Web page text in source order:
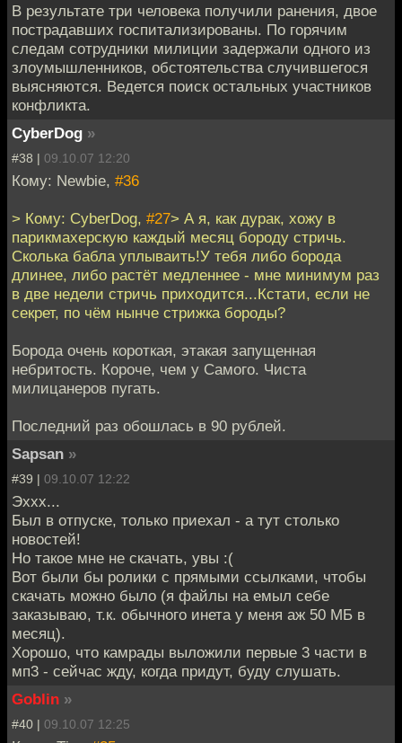
В результате три человека получили ранения, двое
пострадавших госпитализированы. По горячим
следам сотрудники милиции задержали одного из
злоумышленников, обстоятельства случившегося
выясняются. Ведется поиск остальных участников
конфликта.
CyberDog »
#38 | 09.10.07 12:20
Кому: Newbie, #36
> Кому: CyberDog, #27> А я, как дурак, хожу в
парикмахерскую каждый месяц бороду стричь.
Сколька бабла уплываить!У тебя либо борода
длинее, либо растёт медленнее - мне минимум раз
в две недели стричь приходится...Кстати, если не
секрет, по чём нынче стрижка бороды?
Борода очень короткая, этакая запущенная
небритость. Короче, чем у Самого. Чиста
милицанеров пугать.
Последний раз обошлась в 90 рублей.
Sapsan »
#39 | 09.10.07 12:22
Эххх...
Был в отпуске, только приехал - а тут столько
новостей!
Но такое мне не скачать, увы :(
Вот были бы ролики с прямыми ссылками, чтобы
скачать можно было (я файлы на емыл себе
заказываю, т.к. обычного инета у меня аж 50 МБ в
месяц).
Хорошо, что камрады выложили первые 3 части в
мп3 - сейчас жду, когда придут, буду слушать.
Goblin »
#40 | 09.10.07 12:25